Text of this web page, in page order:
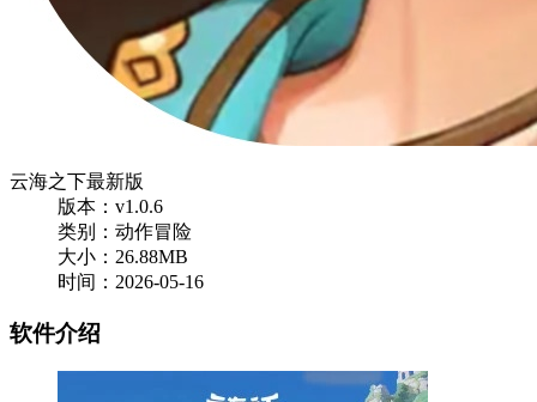
云海之下最新版
版本：v1.0.6
类别：动作冒险
大小：26.88MB
时间：2026-05-16
软件介绍